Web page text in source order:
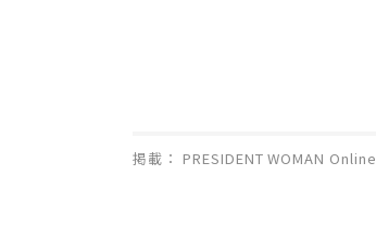
掲載： PRESIDENT WOMAN Online